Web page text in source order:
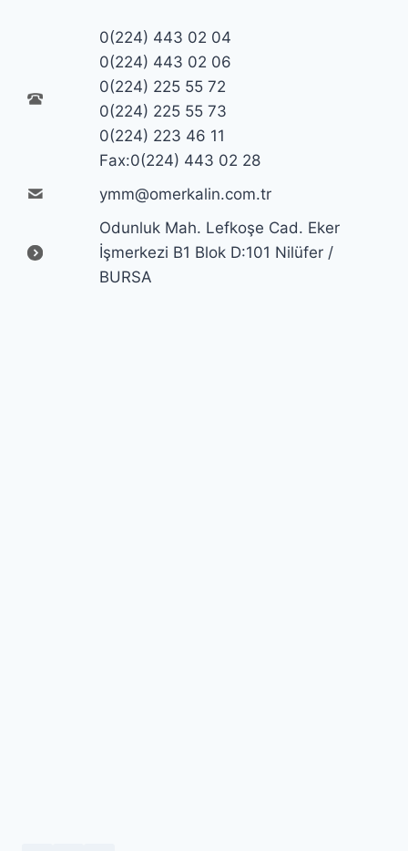
0(224) 443 02 04
0(224) 443 02 06
0(224) 225 55 72
0(224) 225 55 73
0(224) 223 46 11
Fax:0(224) 443 02 28
ymm@omerkalin.com.tr
Odunluk Mah. Lefkoşe Cad. Eker
İşmerkezi B1 Blok D:101 Nilüfer /
BURSA